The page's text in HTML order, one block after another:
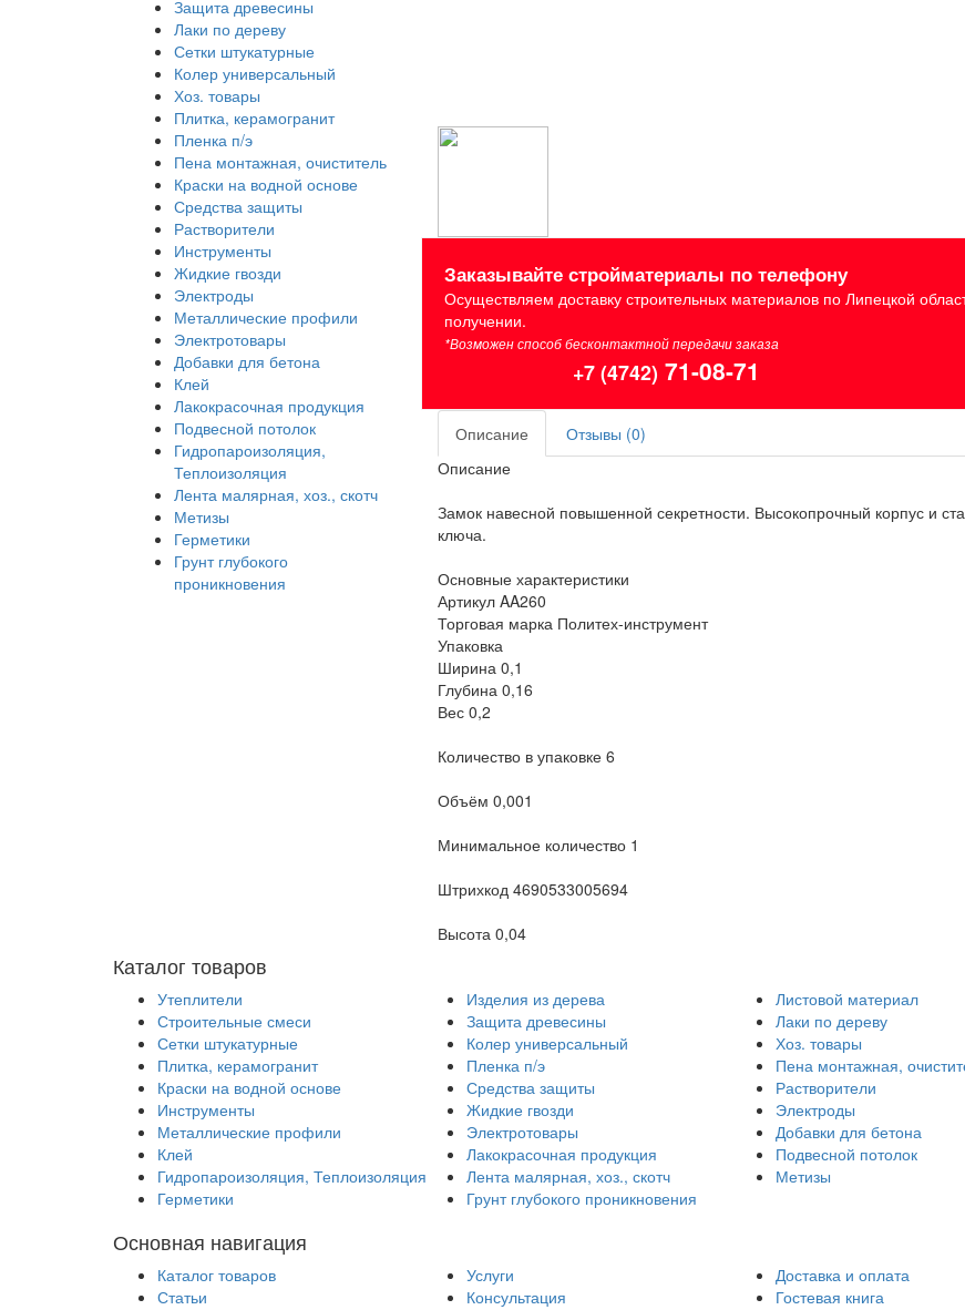
Защита древесины
Лаки по дереву
Сетки штукатурные
Колер универсальный
Хоз. товары
Плитка, керамогранит
Пленка п/э
Пена монтажная, очиститель
Краски на водной основе
Средства защиты
Растворители
Инструменты
Жидкие гвозди
Электроды
Металлические профили
Электротовары
Добавки для бетона
Клей
Лакокрасочная продукция
Подвесной потолок
Гидропароизоляция,
Теплоизоляция
Лента малярная, хоз., скотч
Метизы
Герметики
Грунт глубокого
проникновения
Заказывайте стройматериалы по телефону
Осуществляем доставку строительных материалов по Липецкой
получении.
*Возможен способ бесконтактной передачи заказа
+7 (4742) 71-08-71
Описание
Отзывы (0)
Описание
Замок навесной повышенной секретности. Высокопрочный корпус и
ключа.
Основные характеристики
Артикул AA260
Торговая марка Политех-инструмент
Упаковка
Ширина 0,1
Глубина 0,16
Вес 0,2
Количество в упаковке 6
Объём 0,001
Минимальное количество 1
Штрихкод 4690533005694
Высота 0,04
Каталог товаров
Утеплители Изделия из дерева
Листовой материал
Строительные смеси
Защита древесины
Лаки по дереву
Сетки штукатурные
Колер универсальный
Хоз. товары
Плитка, керамогранит
Пленка п/э
Пена монтажная,
Краски на водной основе
Средства защиты
Растворители
Инструменты
Жидкие гвозди
Электроды
Металлические профили
Электротовары
Добавки для бетона
Клей
Лакокрасочная продукция
Подвесной потолок
Гидропароизоляция, Теплоизоляция
Лента малярная, хоз., скотч
Метизы
Герметики
Грунт глубокого проникновения
Основная навигация
Каталог товаров Услуги
Доставка и оплата
Статьи
Консультация
Гостевая книга